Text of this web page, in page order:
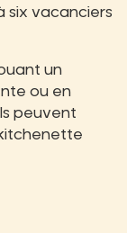
six vacanciers
un
ou en
peuvent